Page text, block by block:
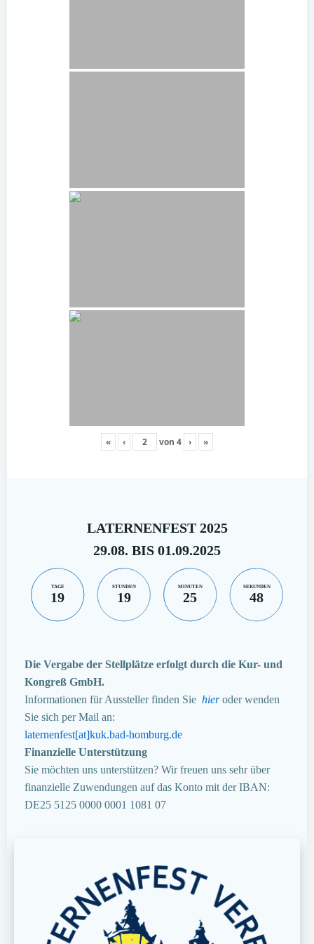
« ‹ von 4 › »
LATERNENFEST 2025
29.08. BIS 01.09.2025
TAGE
19
STUNDEN
19
MINUTEN
25
SEKUNDEN
47
Die Vergabe der Stellplätze erfolgt durch die Kur- und
Kongreß GmbH.
Informationen für Aussteller finden Sie hieroder wenden
Sie sich per Mail an:
laternenfest[at]kuk.bad-homburg.de
Finanzielle Unterstützung
Sie möchten uns unterstützen? Wir freuen uns sehr über
finanzielle Zuwendungen auf das Konto mit der IBAN:
DE25 5125 0000 0001 1081 07